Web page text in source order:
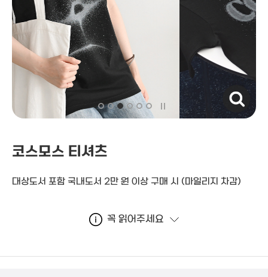
코스모스 티셔츠
대상도서 포함 국내도서 2만 원 이상 구매 시 (마일리지 차감)
꼭 읽어주세요